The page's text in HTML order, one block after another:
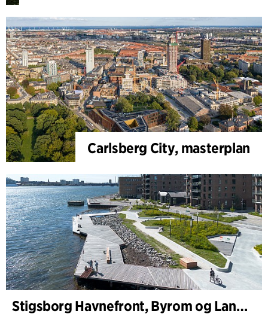
Carlsberg City, masterplan
Stigsborg Havnefront, Byrom og Landskap